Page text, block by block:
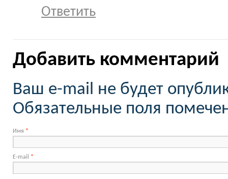
Ответить
Добавить комментарий
Ваш e-mail не будет
Обязательные поля
Имя *
E-mail *